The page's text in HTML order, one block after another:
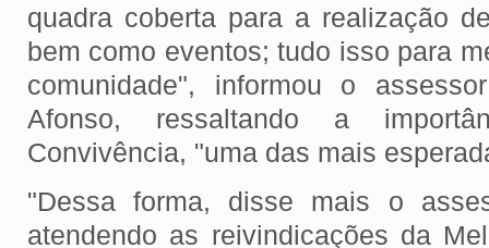
quadra coberta para a realização
bem como eventos; tudo isso para
comunidade", informou o
Afonso, ressaltando a
Convivência, "uma das mais
"Dessa forma, disse mais o
atendendo as reivindicações da